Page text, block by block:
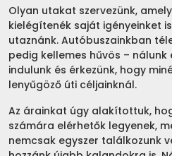
Olyan utakat szervezünk,
kielégítenék saját igényeinket
utaznánk. Autóbuszainkban
pedig kellemes hűvös –
indulunk és érkezünk, hogy
lenyűgöző úti céljainknál.
Az árainkat úgy alakítottuk,
számára elérhetők legyenek,
nemcsak egyszer találkozunk